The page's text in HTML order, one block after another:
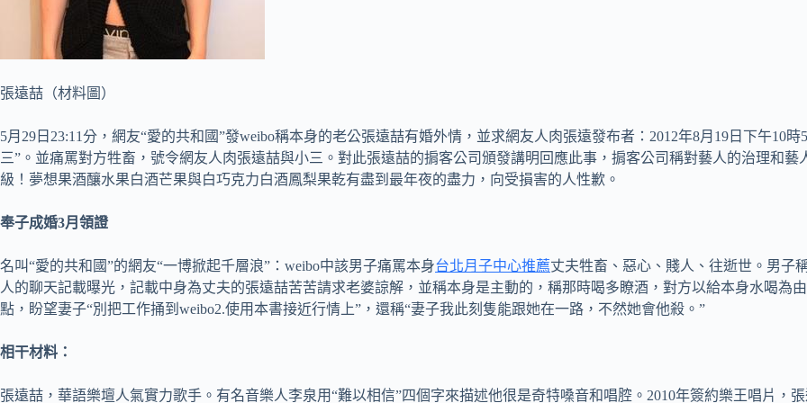
張遠喆（材料圖）
5月29日23:11分，網友“愛的共和國”發weibo稱本身的老公張遠喆有婚外情，並求網友人肉張遠發布者：2012年8月19日下午10
三”。並痛罵對方牲畜，號令網友人肉張遠喆與小三。對此張遠喆的掮客公司頒發講明回應此事，掮客公司稱對藝人的治理和藝
級！夢想果酒釀水果白酒芒果與白巧克力白酒鳳梨果乾有盡到最年夜的盡力，向受損害的人性歉。
奉子成婚3月領證
名叫“愛的共和國”的網友“一博掀起千層浪”：weibo中該男子痛罵本身台北月子中心推薦丈夫牲畜、惡心、賤人、往逝世。男子
人的聊天記載曝光，記載中身為丈夫的張遠喆苦苦請求老婆諒解，並稱本身是主動的，稱那時喝多瞭酒，對方以給本身水喝為
點，盼望妻子“別把工作捅到weibo2.使用本書接近行情上”，還稱“妻子我此刻隻能跟她在一路，不然她會他殺。”
相干材料：
張遠喆，華語樂壇人氣實力歌手。有名音樂人李泉用“難以相信”四個字來描述他很是奇特嗓音和唱腔。2010年簽約樂王唱片，